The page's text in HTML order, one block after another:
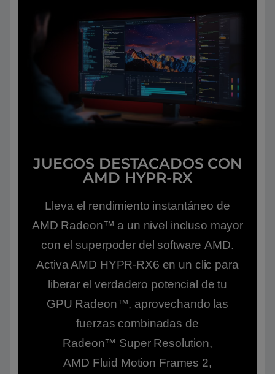
JUEGOS DESTACADOS CON
AMD HYPR-RX
Lleva el rendimiento instantáneo de
AMD Radeon™ a un nivel incluso mayor
con el superpoder del software AMD.
Activa AMD HYPR-RX6 en un clic para
liberar el verdadero potencial de tu
GPU Radeon™, aprovechando las
fuerzas combinadas de
Radeon™ Super Resolution,
AMD Fluid Motion Frames 2,